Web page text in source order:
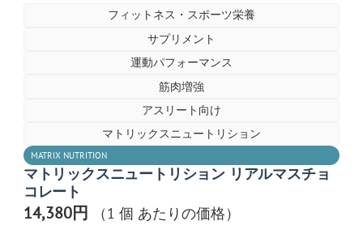
フィットネス・スポーツ栄養
サプリメント
運動パフォーマンス
筋肉増強
アスリート向け
マトリックスニュートリション
MATRIX NUTRITION
マトリックスニュートリション リアルマスチョ
コレート
14,380円 （1 個 あたりの価格）